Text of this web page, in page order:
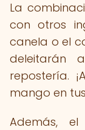
La
con otros
canela o el
deleitarán
repostería.
mango en
Además,